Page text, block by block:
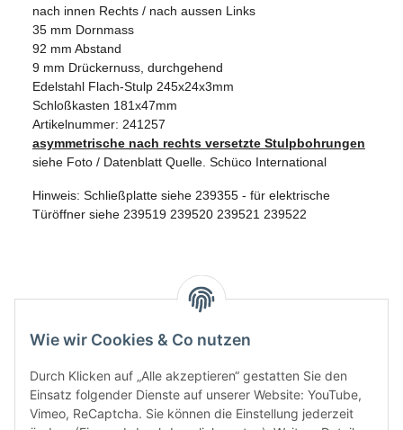
Wie wir Cookies & Co nutzen
Durch Klicken auf „Alle akzeptieren“ gestatten Sie den
Einsatz folgender Dienste auf unserer Website: YouTube,
Vimeo, ReCaptcha. Sie können die Einstellung jederzeit
nach innen Rechts / nach aussen Links
35 mm Dornmass
92 mm Abstand
9 mm Drückernuss, durchgehend
Edelstahl Flach-Stulp 245x24x3mm
Schloßkasten 181x47mm
Artikelnummer: 241257
asymmetrische nach rechts versetzte Stulpbohrungen
siehe Foto / Datenblatt Quelle. Schüco International
Hinweis: Schließplatte siehe 239355 - für elektrische
Türöffner siehe 239519 239520 239521 239522